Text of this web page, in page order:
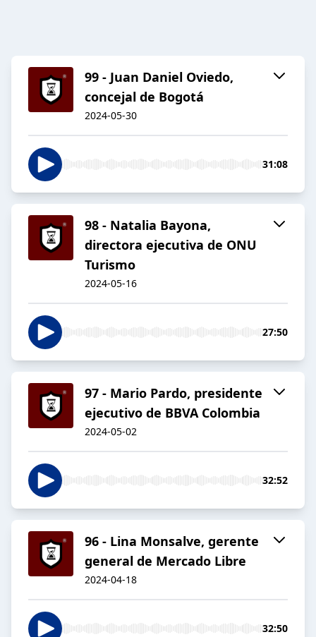
99 - Juan Daniel Oviedo,
concejal de Bogotá
2024-05-30
31:08
98 - Natalia Bayona,
directora ejecutiva de ONU
Turismo
2024-05-16
27:50
97 - Mario Pardo, presidente
ejecutivo de BBVA Colombia
2024-05-02
32:52
96 - Lina Monsalve, gerente
general de Mercado Libre
2024-04-18
32:50